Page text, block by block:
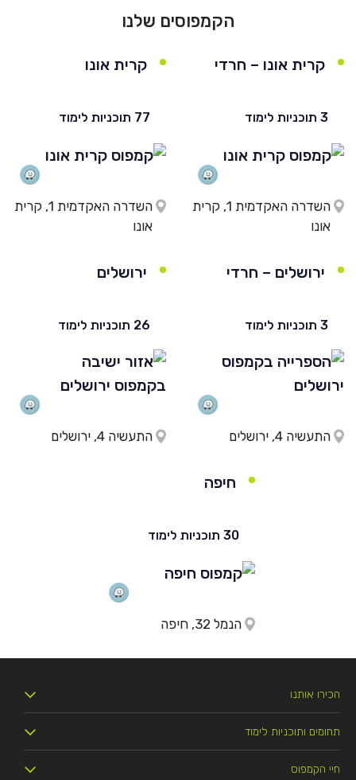
הקמפוסים שלנו
קרית אונו – חרדי
3 תוכניות לימוד
השדרה האקדמית 1, קרית
אונו
קרית אונו
77 תוכניות לימוד
השדרה האקדמית 1, קרית
אונו
ירושלים – חרדי
3 תוכניות לימוד
התעשיה 4, ירושלים
ירושלים
26 תוכניות לימוד
התעשיה 4, ירושלים
חיפה
30 תוכניות לימוד
הנמל 32, חיפה
הכירו אותנו
מי אנחנו
זכויות הסטודנט
תחומים ותוכניות לימוד
.LL.B משפטיםחיי הקמפוס